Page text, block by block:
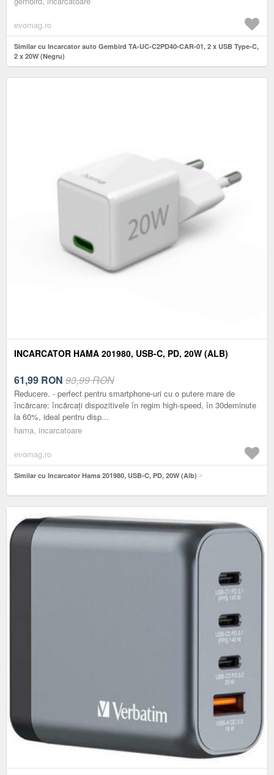
evomag.ro
Similar cu Incarcator auto Gembird TA-UC-C2PD40-CAR-01, 2 x USB Type-C,
2 x 20W (Negru)
INCARCATOR HAMA 201980, USB-C, PD, 20W (ALB)
61,99 RON 93,99 RON
Reducere. - perfect pentru smartphone-uri cu o putere mare de
încărcare: încărcați dispozitivele în regim high-speed, în 30deminute
la 60%, ideal pentru disp...
hama, incarcatoare
evomag.ro
Similar cu Incarcator Hama 201980, USB-C, PD, 20W (Alb)